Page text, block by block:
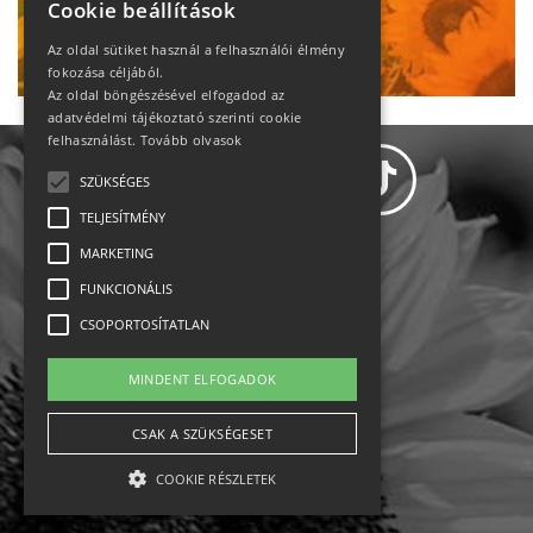
Ne maradj le!
Állásajánlatok
Impresszum-kapcsolat
Jogi nyilatkozat
Rólunk
Cookie beállítások
Az oldal sütiket használ a felhasználói élmény
fokozása céljából.
Az oldal böngészésével elfogadod az
adatvédelmi tájékoztató szerinti cookie
felhasználást. Tovább olvasok
SZÜKSÉGES
TELJESÍTMÉNY
MARKETING
FUNKCIONÁLIS
CSOPORTOSÍTATLAN
MINDENT ELFOGADOK
CSAK A SZÜKSÉGESET
COOKIE RÉSZLETEK